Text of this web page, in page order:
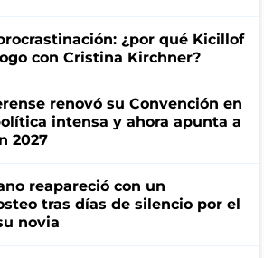
¿por qué Kicillof
con Cristina Kirchner?
renovó su Convención en
intensa y ahora apunta a
2027
reapareció con un
tras días de silencio por el
novia